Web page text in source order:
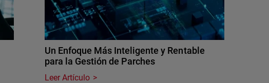
Un Enfoque Más Inteligente y Rentable
para la Gestión de Parches
Leer Artículo